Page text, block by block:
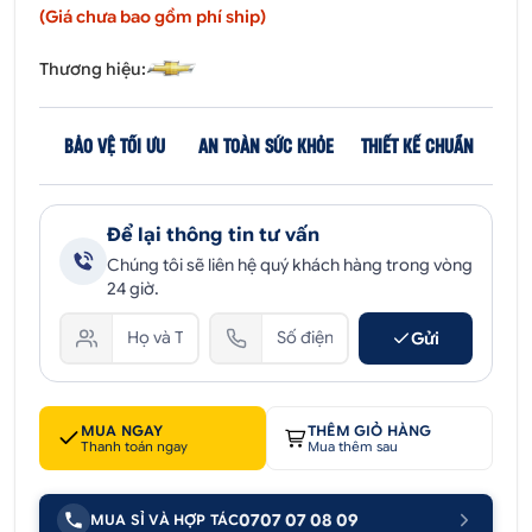
(Giá chưa bao gồm phí ship)
Thương hiệu:
BẢO VỆ TỐI ƯU AN TOÀN SỨC KHỎE THIẾT KẾ CHUẨN
Để lại thông tin tư vấn
Chúng tôi sẽ liên hệ quý khách hàng trong vòng
24 giờ.
Gửi
MUA NGAY
Thanh toán ngay
THÊM GIỎ HÀNG
Mua thêm sau
MUA SỈ VÀ HỢP TÁC0707 07 08 09